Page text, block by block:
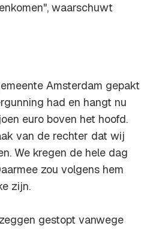
waarschuwt
Amsterdam gepakt
had en hangt nu
euro boven het hoofd.
van de rechter dat wij
We kregen de hele dag
zou volgens hem
zijn.
gestopt vanwege